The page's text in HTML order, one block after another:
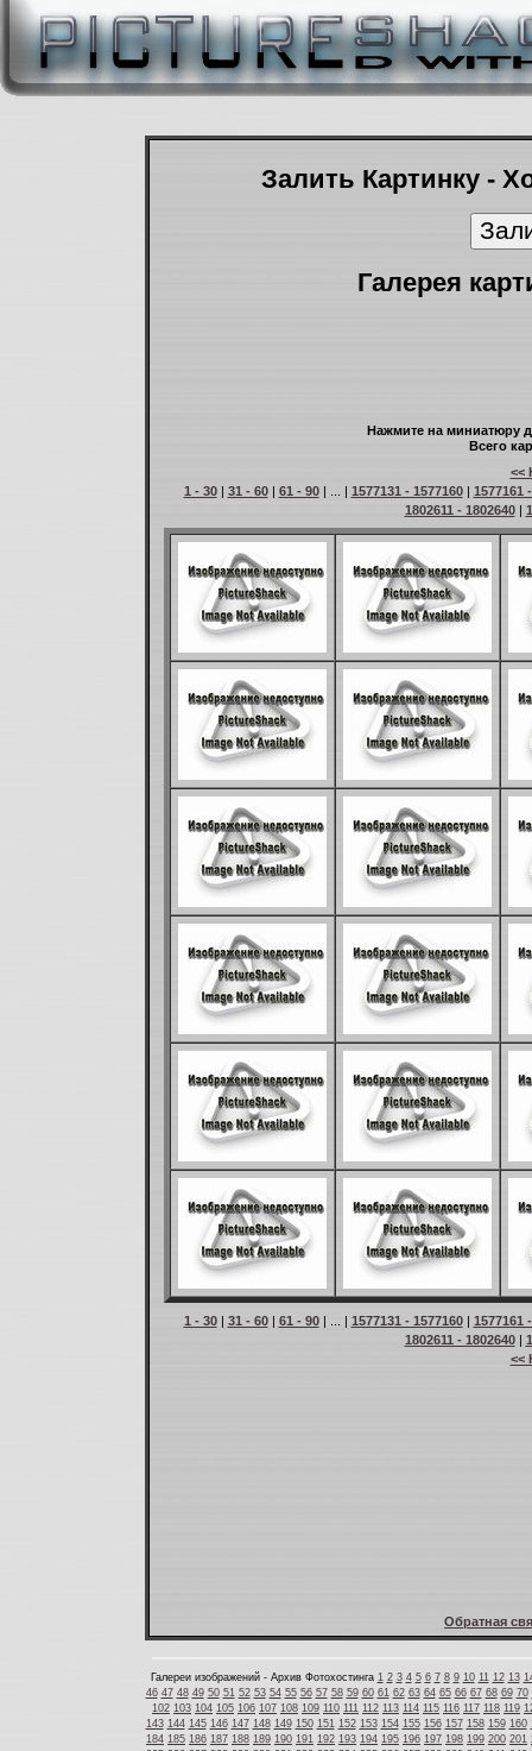
Залить Картинку -
Галерея
Нажмите на миниатюру
Всего
<<
1 - 30| 31 - 60| 61 - 90| ... | 1577131 - 1577160| 1577161
1802611 - 1802640|
1 - 30| 31 - 60| 61 - 90| ... | 1577131 - 1577160| 1577161
1802611 - 1802640|
<<
Обратная
Галереи изображений - Архив Фотохостинга 1 2 3 4 5 6 7 8 9 10 11 12 13
46 47 48 49 50 51 52 53 54 55 56 57 58 59 60 61 62 63 64 65 66 67 68 69 70
102 103 104 105 106 107 108 109 110 111 112 113 114 115 116 117 118 119
143 144 145 146 147 148 149 150 151 152 153 154 155 156 157 158 159 160
184 185 186 187 188 189 190 191 192 193 194 195 196 197 198 199 200 201